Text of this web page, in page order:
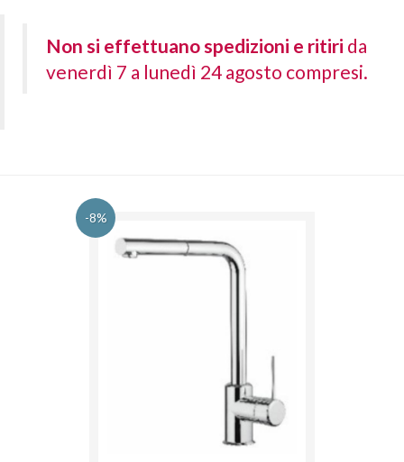
Non si effettuano spedizioni e ritiri da
venerdì 7 a lunedì 24 agosto compresi.
-8%